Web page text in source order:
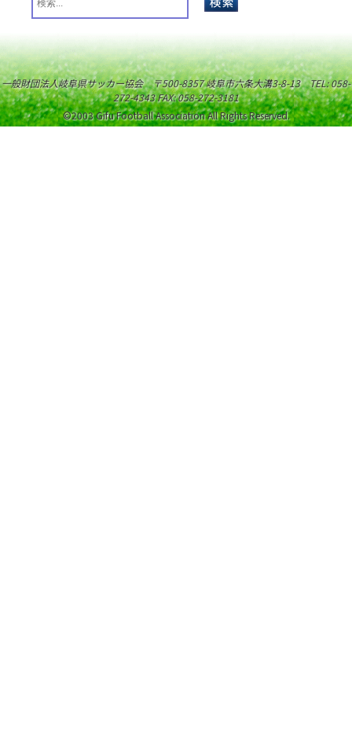
一般財団法人岐阜県サッカー協会 〒500-8357 岐阜市六条大溝3-8-13 TEL: 058-
272-4343 FAX: 058-272-3181
©2003 Gifu Football Association All Rights Reserved.